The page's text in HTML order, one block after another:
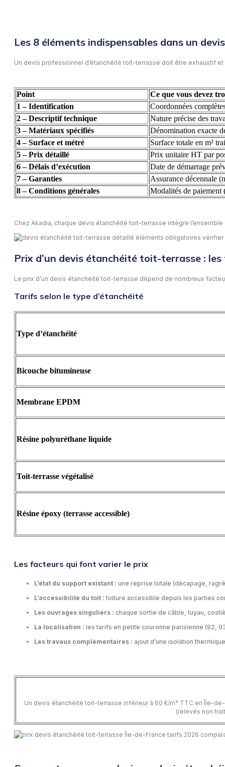
Les 8 éléments indispensables dans un
Un devis professionnel d’étanchéité toit-terrasse doit être exhaustif
Point
Ce que vous devez
1 – Identification
Coordonnées
2 – Descriptif technique
Nature précise des
3 – Matériaux spécifiés
Dénomination exacte
4 – Surface et métré
Surface totale en m²
5 – Prix détaillé
Prix unitaire HT par
6 – Délais d’exécution
Date de démarrage
7 – Garanties
Assurance décennale
8 – Conditions générales
Modalités de paiement
Chez Akadia, chaque devis étanchéité toit-terrasse intègre
Prix d’un devis étanchéité toit-terrasse :
Le prix d’un devis étanchéité toit-terrasse dépend de nombreux
Tarifs selon le type d’étanchéité
Type d’étanchéité
Bicouche bitumineuse
Membrane EPDM
Résine polyuréthane liquide
Toit-terrasse végétalisé
Résine époxy (terrasse accessible)
Les facteurs qui font varier le prix
L’état du support existant : une reprise totale (décapage,
L’accessibilité du toit : toiture accessible depuis les parties
Les ouvrages singuliers : chaque sortie de câble, tuyau,
La localisation : les tarifs en petite couronne parisienne (92,
Les travaux complémentaires : ajout d’une isolation
Un devis étanchéité toit-terrasse inférieur à 60 €/m² TTC en Île-
(relevés non